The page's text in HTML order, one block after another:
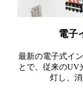
電子
最新の電子式イ
とで、従来のUV
灯し、消